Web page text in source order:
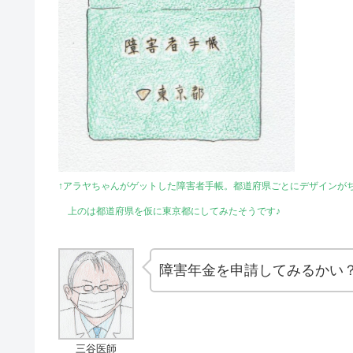
↑アラヤちゃんがゲットした障害者手帳。都道府県ごとにデザインが
上のは都道府県を仮に東京都にしてみたそうです♪
三谷医師
障害年金を申請してみるかい？